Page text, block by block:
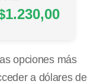
opciones más
a dólares de